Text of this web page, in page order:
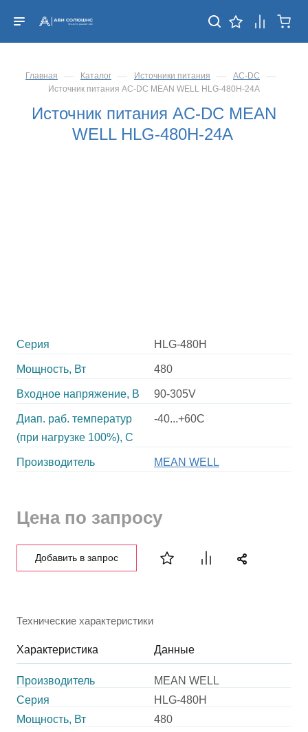
Главная — Каталог — Источники питания — AC-DC —
Источник питания AC-DC MEAN WELL HLG-480H-24A
Источник питания AC-DC MEAN
WELL HLG-480H-24A
Серия HLG-480H
Мощность, Вт 480
Входное напряжение, В 90-305V
Диап. раб. температур
(при нагрузке 100%), C
-40...+60C
Производитель MEAN WELL
Цена по запросу
Добавить в запрос
Технические характеристики
Характеристика Данные
Производитель
MEAN WELL
Серия
HLG-480H
Мощность, Вт
480